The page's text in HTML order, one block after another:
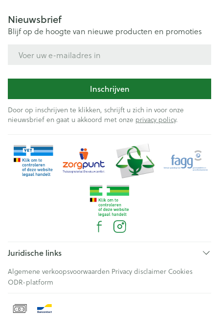
Nieuwsbrief
Blijf op de hoogte van nieuwe producten en promoties
Inschrijven
Door op inschrijven te klikken, schrijft u zich in voor onze
nieuwsbrief en gaat u akkoord met onze privacy policy.
Juridische links
Algemene verkoopsvoorwaarden Privacy disclaimer Cookies
ODR-platform